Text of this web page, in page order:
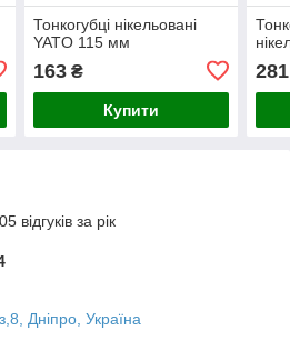
Тонкогубці нікельовані
YATO 115 мм
163₴
Купити
281
відгуків за рік
Дніпро, Україна